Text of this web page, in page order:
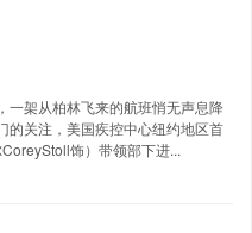
一架从柏林飞来的航班悄无声息降
的关注，美国疾控中心纽约地区首
饰）带领部下进...